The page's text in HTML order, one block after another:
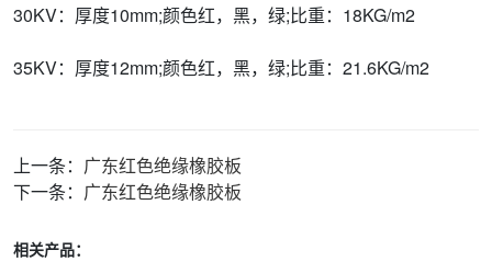
30KV：厚度10mm;颜色红，黑，绿;比重：18KG/m2
35KV：厚度12mm;颜色红，黑，绿;比重：21.6KG/m2
上一条： 广东红色绝缘橡胶板
下一条： 广东红色绝缘橡胶板
相关产品：